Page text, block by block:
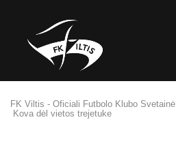
FK Viltis - Oficiali Futbolo Klubo Svetainė
Kova dėl vietos trejetuke